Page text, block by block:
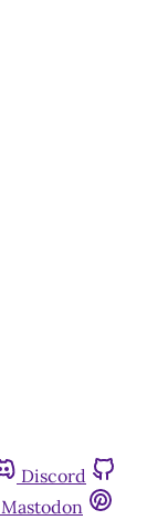
Discord
Mastodon